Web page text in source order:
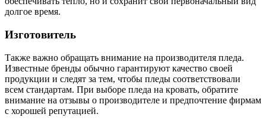
долгое время.
Изготовитель
Также важно обращать внимание на производителя пледа.
Известные бренды обычно гарантируют качество своей
продукции и следят за тем, чтобы пледы соответствовали
всем стандартам. При выборе пледа на кровать, обратите
внимание на отзывы о производителе и предпочтение фирмам
с хорошей репутацией.